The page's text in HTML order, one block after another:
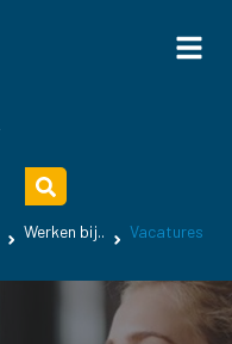
Werken bij.. Vacatures